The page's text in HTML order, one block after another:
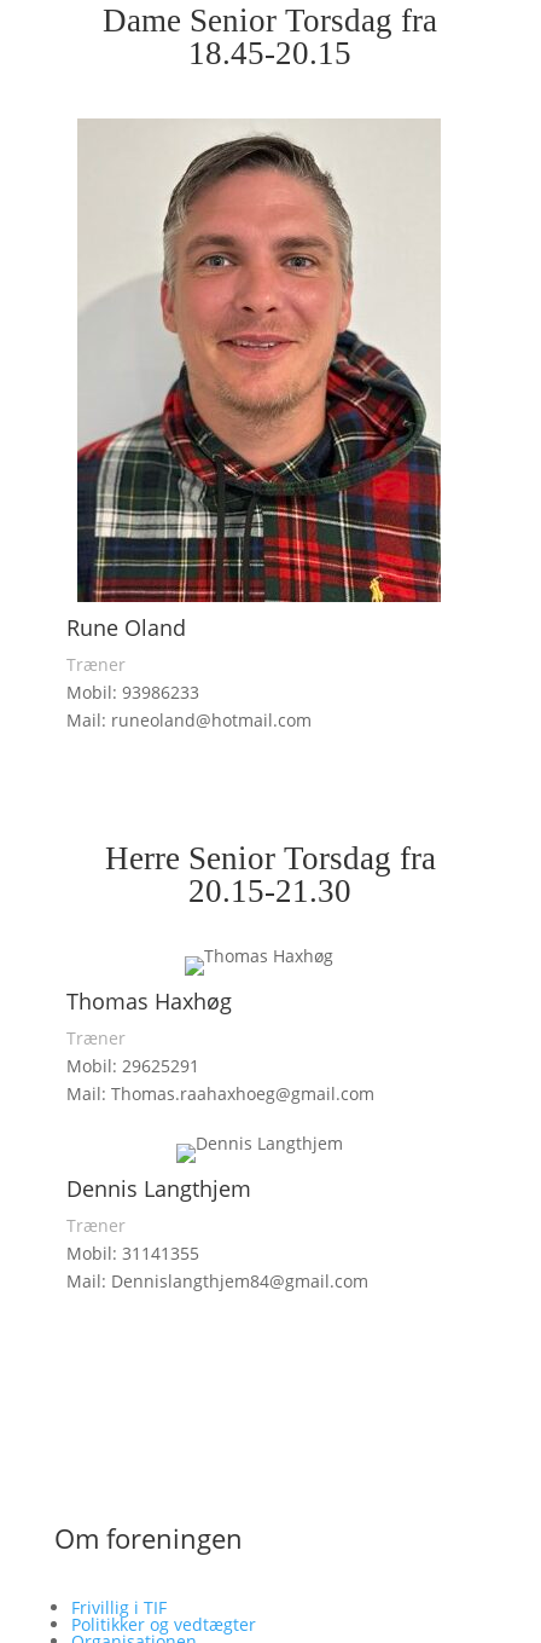
Dame Senior Torsdag fra
18.45-20.15
Rune Oland
Træner
Mobil: 93986233
Mail: runeoland@hotmail.com
Herre Senior Torsdag fra
20.15-21.30
Thomas Haxhøg
Træner
Mobil: 29625291
Mail: Thomas.raahaxhoeg@gmail.com
Dennis Langthjem
Træner
Mobil: 31141355
Mail: Dennislangthjem84@gmail.com
Om foreningen
Frivillig i TIF
Politikker og vedtægter